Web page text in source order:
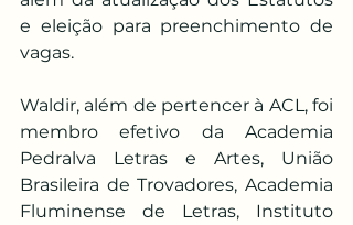
e eleição para preenchimento de
vagas.
Waldir, além de pertencer à ACL, foi
membro efetivo da Academia
Pedralva Letras e Artes, União
Brasileira de Trovadores, Academia
Fluminense de Letras, Instituto